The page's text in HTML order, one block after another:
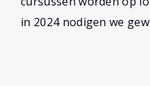
Vacatures
in 2024 nodigen we